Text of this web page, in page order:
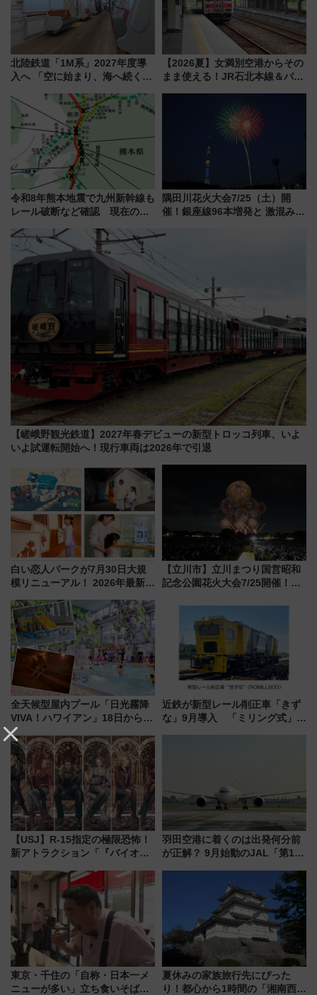
北陸鉄道「1M系」2027年度導
入へ 「空に始まり、海へ続く」
神秘的なデザイン
【2026夏】女満別空港からその
まま使える！JR石北本線＆バス
ーパス」でおトクに道東観光
令和8年熊本地震で九州新幹線も
レール破断など確認 現在の運
響
隅田川花火大会7/25（土）開
催！銀座線96本増発と 激混みの
アクセス攻略法、2万発の花火が
【嵯峨野観光鉄道】2027年春デビューの新型トロッコ列車、いよ
いよ試運転開始へ！現行車両は2026年で引退
白い恋人パークが7月30日大規
模リニューアル！ 2026年最新の
と料金・アクセスを徹底解説
（札幌市）
【立川市】立川まつり国営昭和
記念公園花火大会7/25開催！
全天候型屋内プール「日光霧降
VIVA！ハワイアン」18日から営
業開始 小さなお子様連れのフ
ァミリーから大人まで幅広い世
代が一日中楽しる夏のリゾート
を楽しんで
近鉄が新型レール削正車「きず
な」9月導入 「ミリング式」採
【USJ】R-15指定の極限恐怖！
新アトラクション「『バイオハ
ブ」今秋登場 ―予測不能の恐
怖に泣き叫べ―
羽田空港に着くのは出発何分前
が正解？ 9月始動のJAL「第1タ
歩1キロ超え！ 知っておきたい
東京・千住の「自称・日本一メ
ニューが多い」立ち食いそば屋
夏休みの家族旅行先にぴった
り！都心から1時間の「湘南西エ